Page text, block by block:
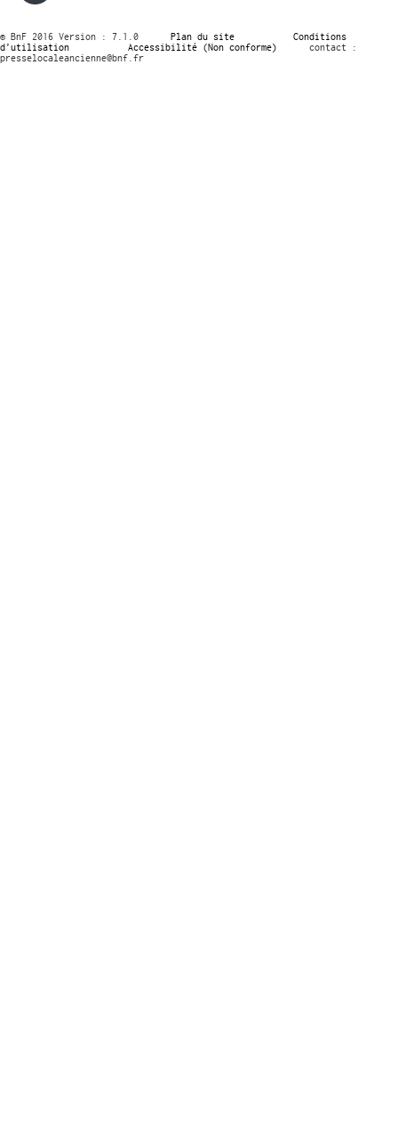
© BnF 2016 Version : 7.1.0 Plan du site
Conditions
d’utilisation
Accessibilité (Non conforme)
contact :
presselocaleancienne@bnf.fr